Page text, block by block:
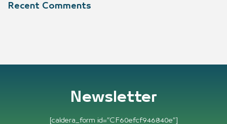
Recent Comments
Newsletter
[caldera_form id=”CF60efcf946840e”]